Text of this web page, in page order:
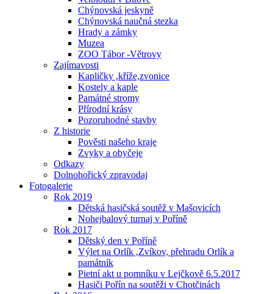
Chýnovská jeskyně
Chýnovská naučná stezka
Hrady a zámky
Muzea
ZOO Tábor -Větrovy
Zajímavosti
Kapličky ,kříže,zvonice
Kostely a kaple
Památné stromy
Přírodní krásy
Pozoruhodné stavby
Z historie
Pověsti našeho kraje
Zvyky a obyčeje
Odkazy
Dolnohořický zpravodaj
Fotogalerie
Rok 2019
Dětská hasičská soutěž v Mašovicích
Nohejbalový turnaj v Poříně
Rok 2017
Dětský den v Poříně
Výlet na Orlík ,Zvíkov, přehradu Orlík a
památník
Pietní akt u pomníku v Lejčkově 6.5.2017
Hasiči Pořín na soutěži v Chotčinách